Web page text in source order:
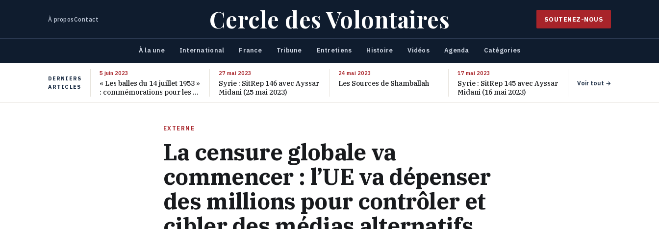
À proposContact Cercle des Volontaires SOUTENEZ-NOUS
À la une International France Tribune Entretiens Histoire Vidéos Agenda Catégories
DERNIERS
ARTICLES
5 juin 2023
« Les balles du 14 juillet 1953 »
: commémorations pour les 70
ans de ce massacre oublié
27 mai 2023
Syrie : SitRep 146 avec Ayssar
Midani (25 mai 2023)
24 mai 2023
Les Sources de Shamballah
17 mai 2023
Syrie : SitRep 145 avec Ayssar
Midani (16 mai 2023)
Voir tout →
EXTERNE
La censure globale va
commencer : l’UE va dépenser
des millions pour contrôler et